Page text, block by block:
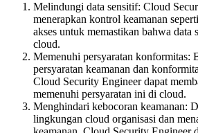
Melindungi data sensitif: Cloud
menerapkan kontrol keamanan
akses untuk memastikan bahwa
cloud.
Memenuhi persyaratan konformitas:
persyaratan keamanan dan
Cloud Security Engineer dapat
memenuhi persyaratan ini di cloud.
Menghindari kebocoran keamanan:
lingkungan cloud organisasi dan